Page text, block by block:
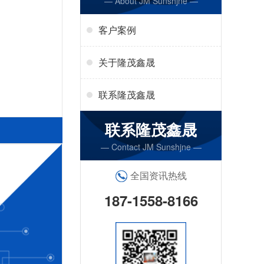
客户案例
关于隆茂鑫晟
联系隆茂鑫晟
联系隆茂鑫晟
— Contact JM Sunshjne —
全国资讯热线
187-1558-8166